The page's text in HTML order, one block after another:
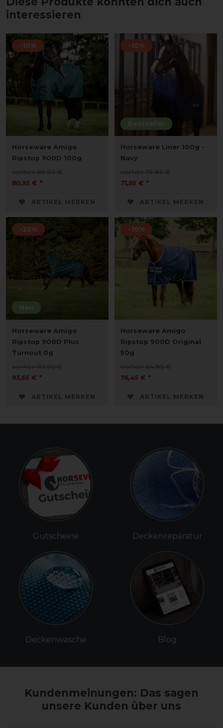
interessieren
-10%
Horseware Amigo
Ripstop 900D 100g
vorher 89,95 €
80,95 € *
ARTIKEL MERKEN
Bestseller
-10%
Horseware Liner 100g -
Navy
vorher 79,95 €
71,95 € *
ARTIKEL MERKEN
Neu
-22%
Horseware Amigo
Ripstop 900D Plus
Turnout 0g
vorher 119,95 €
93,55 € *
ARTIKEL MERKEN
-10%
Horseware Amigo
Ripstop 900D Original
50g
vorher 84,95 €
76,45 € *
ARTIKEL MERKEN
Gutscheine
Deckenwäsche
Deckenreparatur
Blog
Kundenmeinungen: Das sagen
unsere Kunden über uns